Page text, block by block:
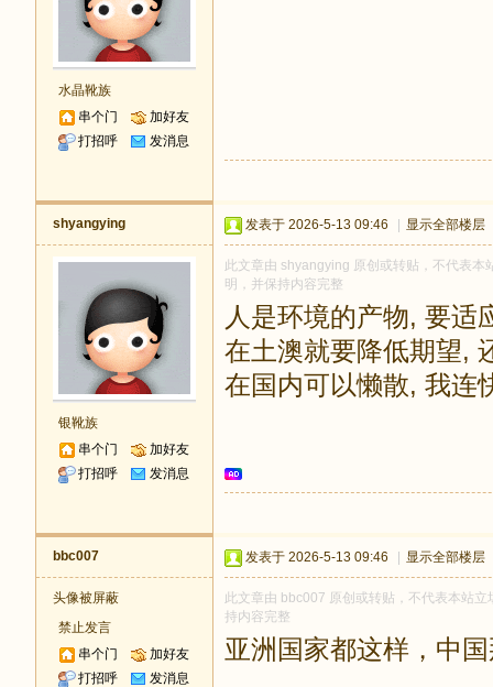
水晶靴族
串个门
加好友
打招呼
发消息
shyangying
银靴族
串个门
加好友
打招呼
发消息
发表于 2026-5-13 09:46 显示全部楼层
此文章由 shyangying 原创或转贴，不代表
明，并保持内容完整
人是环境的产物, 要适
在土澳就要降低期望,
在国内可以懒散, 我连
bbc007
头像被屏蔽
禁止发言
串个门
加好友
打招呼
发消息
发表于 2026-5-13 09:46 显示全部楼层
此文章由 bbc007 原创或转贴，不代表本站
持内容完整
亚洲国家都这样，中